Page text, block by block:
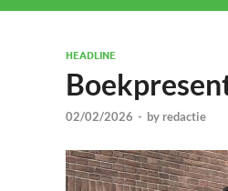
HEADLINE
02/02/2026 - by redactie